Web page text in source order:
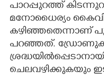
പാറപ്പുറത്ത്
മനോധൈര്യം
കഴിഞ്ഞതെന്നാണ്
പറഞ്ഞത്.
ചെലവഴിക്കുകയും